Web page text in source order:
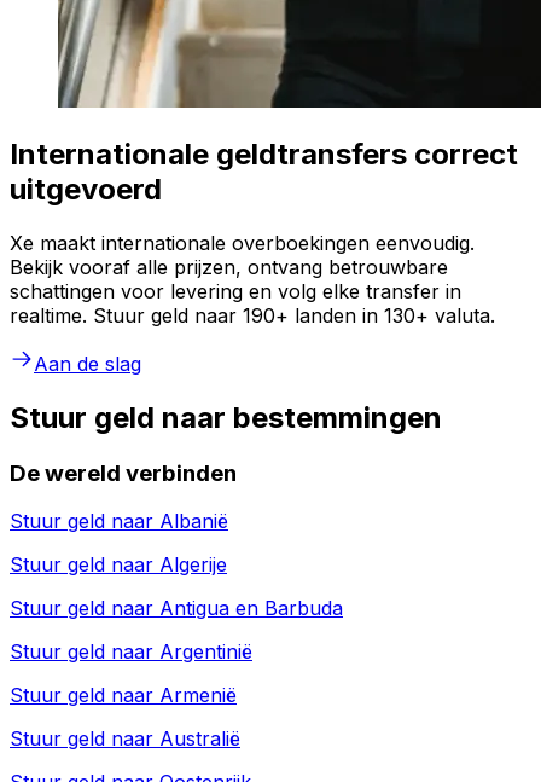
Internationale geldtransfers correct
uitgevoerd
Xe maakt internationale overboekingen eenvoudig.
Bekijk vooraf alle prijzen, ontvang betrouwbare
schattingen voor levering en volg elke transfer in
realtime. Stuur geld naar 190+ landen in 130+ valuta.
Aan de slag
Stuur geld naar bestemmingen
De wereld verbinden
Stuur geld naar Albanië
Stuur geld naar Algerije
Stuur geld naar Antigua en Barbuda
Stuur geld naar Argentinië
Stuur geld naar Armenië
Stuur geld naar Australië